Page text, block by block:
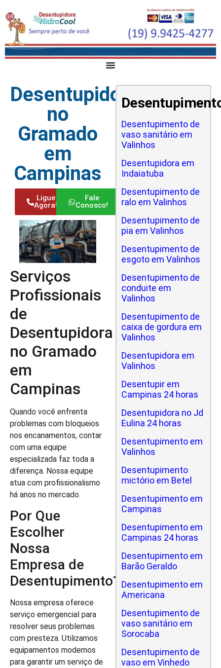
Desentupidora
no
Gramado
em
Campinas
Ligue
Agora!
Fale
Conosco!
Serviços
Profissionais
de
Desentupidora
no Gramado
em
Campinas
Quando você enfrenta
problemas com bloqueios
nos encanamentos, contar
com uma equipe
especializada faz toda a
diferença. Nossa equipe
atua com profissionalismo
há anos no mercado.
Por Que
Escolher
Nossa
Empresa de
Desentupimento?
Nossa empresa oferece
serviço emergencial para
resolver seus problemas
com presteza. Utilizamos
equipamentos modernos
para garantir um serviço de
Desentupimento de
vaso sanitário em
Valinhos
Desentupidora em
Indaiatuba
Desentupimento de
ralo em Valinhos
Desentupimento de
pia em Valinhos
Desentupimento de
esgoto em Valinhos
Desentupimento de
conduite em
Valinhos
Desentupimento de
caixa de gordura em
Valinhos
Desentupidora em
Valinhos
Desentupir em
Campinas 24 horas
Desentupidora no Jd
Eulina 24 horas
Desentupimento em
Valinhos
Desentupimento
mictório em Betel
Desentupimento em
Campinas
Desentupimento em
Campinas 24 horas
Desentupimento em
Barão Geraldo
Desentupimento em
Americana
Desentupimento de
vaso sanitário em
Sorocaba
Desentupimento de
vaso em Vinhedo